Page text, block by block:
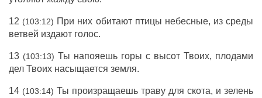
12 (103:12) При них обитают птицы небесные, изсреды
ветвей издают голос.
13 (103:13) Ты напояешь горы с высот Твоих, плодами
делТвоих насыщается земля.
14 (103:14) Ты произращаешь траву дляскота, изелень